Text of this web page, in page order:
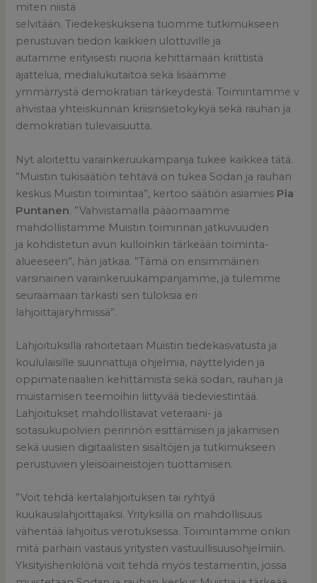
miten niistä
selvitään. Tiedekeskuksena tuomme tutkimukseen
perustuvan tiedon kaikkien ulottuville ja
autamme erityisesti nuoria kehittämään kriittistä
ajattelua, medialukutaitoa sekä lisäämme
ymmärrystä demokratian tärkeydestä. Toimintamme v
ahvistaa yhteiskunnan kriisinsietokykyä sekä rauhan ja
demokratian tulevaisuutta.
Nyt aloitettu varainkeruukampanja tukee kaikkea tätä.
”Muistin tukisäätiön tehtävä on tukea Sodan ja rauhan
keskus Muistin toimintaa”, kertoo säätiön asiamies Pia
Puntanen. ”Vahvistamalla pääomaamme
mahdollistamme Muistin toiminnan jatkuvuuden
ja kohdistetun avun kulloinkin tärkeään toiminta-
alueeseen”, hän jatkaa. ”Tämä on ensimmäinen
varsinainen varainkeruukampanjamme, ja tulemme
seuraamaan tarkasti sen tuloksia eri
lahjoittajaryhmissä”.
Lahjoituksilla rahoitetaan Muistin tiedekasvatusta ja
koululaisille suunnattuja ohjelmia, näyttelyiden ja
oppimateriaalien kehittämistä sekä sodan, rauhan ja
muistamisen teemoihin liittyvää tiedeviestintää.
Lahjoitukset mahdollistavat veteraani- ja
sotasukupolvien perinnön esittämisen ja jakamisen
sekä uusien digitaalisten sisältöjen ja tutkimukseen
perustuvien yleisöaineistojen tuottamisen.
”Voit tehdä kertalahjoituksen tai ryhtyä
kuukausilahjoittajaksi. Yrityksillä on mahdollisuus
vähentää lahjoitus verotuksessa. Toimintamme onkin
mitä parhain vastaus yritysten vastuullisuusohjelmiin.
Yksityishenkilönä voit tehdä myös testamentin, jossa